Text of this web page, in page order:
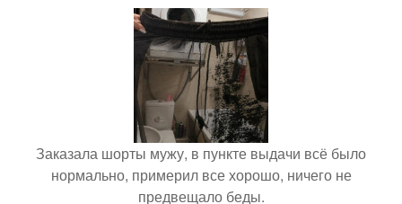
Заказала шорты мужу, в пункте выдачи всё было
нормально, примерил все хорошо, ничего не
предвещало беды.